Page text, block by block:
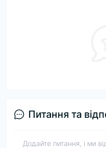
Питання та
Додайте питання, і ми